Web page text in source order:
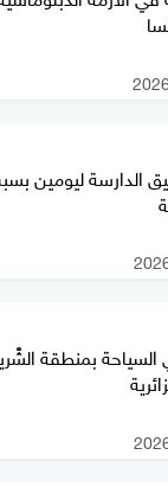
الدارسة ليومين
السياحة بمنطقة